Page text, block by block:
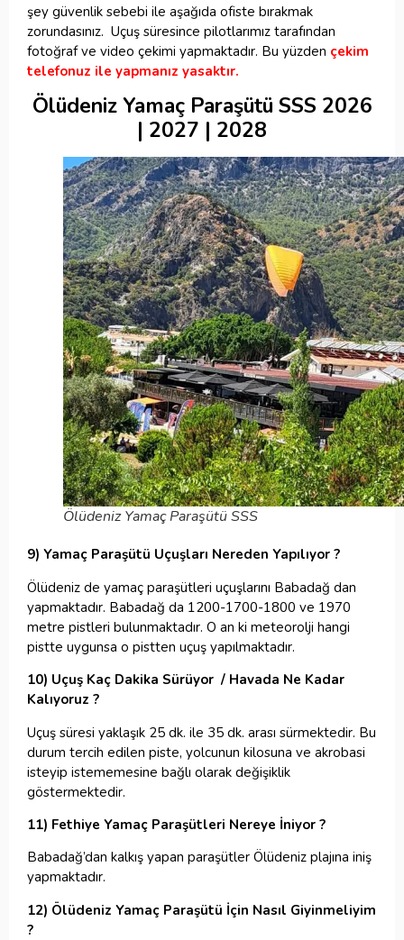
şey güvenlik sebebi ile aşağıda ofiste bırakmak
zorundasınız. Uçuş süresince pilotlarımız tarafından
fotoğraf ve video çekimi yapmaktadır. Bu yüzden çekim
telefonuz ile yapmanız yasaktır.
Ölüdeniz Yamaç Paraşütü SSS 2026
| 2027 | 2028
Ölüdeniz Yamaç Paraşütü SSS
9) Yamaç Paraşütü Uçuşları Nereden Yapılıyor ?
Ölüdeniz de yamaç paraşütleri uçuşlarını Babadağ dan
yapmaktadır. Babadağ da 1200-1700-1800 ve 1970
metre pistleri bulunmaktadır. O an ki meteorolji hangi
pistte uygunsa o pistten uçuş yapılmaktadır.
10) Uçuş Kaç Dakika Sürüyor / Havada Ne Kadar
Kalıyoruz ?
Uçuş süresi yaklaşık 25 dk. ile 35 dk. arası sürmektedir. Bu
durum tercih edilen piste, yolcunun kilosuna ve akrobasi
isteyip istememesine bağlı olarak değişiklik
göstermektedir.
11) Fethiye Yamaç Paraşütleri Nereye İniyor ?
Babadağ’dan kalkış yapan paraşütler Ölüdeniz plajına iniş
yapmaktadır.
12) Ölüdeniz Yamaç Paraşütü İçin Nasıl Giyinmeliyim
?